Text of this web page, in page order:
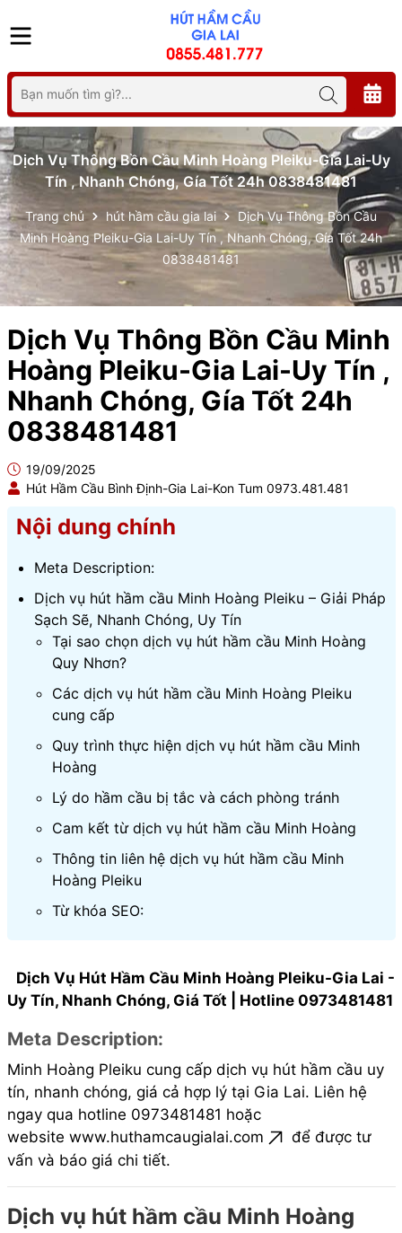
Dịch Vụ Thông Bồn Cầu Minh Hoàng Pleiku-Gia Lai-Uy
Tín , Nhanh Chóng, Gía Tốt 24h 0838481481
Trang chủ hút hầm cầu gia lai
Dịch Vụ Thông Bồn Cầu
Minh Hoàng Pleiku-Gia Lai-Uy Tín , Nhanh Chóng, Gía Tốt 24h
0838481481
Dịch Vụ Thông Bồn Cầu Minh
Hoàng Pleiku-Gia Lai-Uy Tín ,
Nhanh Chóng, Gía Tốt 24h
0838481481
19/09/2025
Hút Hầm Cầu Bình Định-Gia Lai-Kon Tum 0973.481.481
Nội dung chính
Meta Description:
Dịch vụ hút hầm cầu Minh Hoàng Pleiku – Giải Pháp
Sạch Sẽ, Nhanh Chóng, Uy Tín
Tại sao chọn dịch vụ hút hầm cầu Minh Hoàng
Quy Nhơn?
Các dịch vụ hút hầm cầu Minh Hoàng Pleiku
cung cấp
Quy trình thực hiện dịch vụ hút hầm cầu Minh
Hoàng
Lý do hầm cầu bị tắc và cách phòng tránh
Cam kết từ dịch vụ hút hầm cầu Minh Hoàng
Thông tin liên hệ dịch vụ hút hầm cầu Minh
Hoàng Pleiku
Từ khóa SEO:
Dịch Vụ Hút Hầm Cầu Minh Hoàng Pleiku-Gia Lai -
Uy Tín, Nhanh Chóng, Giá Tốt | Hotline 0973481481
Meta Description:
Minh Hoàng Pleiku cung cấp dịch vụ hút hầm cầu uy
tín, nhanh chóng, giá cả hợp lý tại Gia Lai. Liên hệ
ngay qua hotline 0973481481 hoặc
website www.huthamcaugialai.com
để được tư
vấn và báo giá chi tiết.
Dịch vụ hút hầm cầu Minh Hoàng